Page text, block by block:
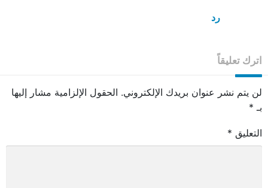
رد
اترك تعليقاً
لن يتم نشر عنوان بريدك الإلكتروني. الحقول الإلزامية مشار إليها
بـ *
التعليق *